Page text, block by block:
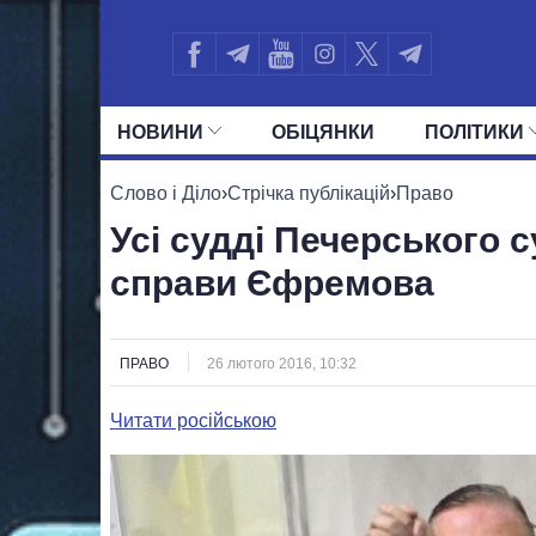
НОВИНИ ОБIЦЯНКИ ПОЛIТИКИ
УСІ ПОЛІТИКИ ПРЕЗИДЕНТ І ОФІС
Слово і Діло›Стрічка публікацій›Право
Усі судді Печерського
справи Єфремова
ПРАВО 26 лютого 2016, 10:32
Читати російською